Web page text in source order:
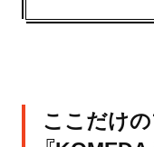
ここだけ